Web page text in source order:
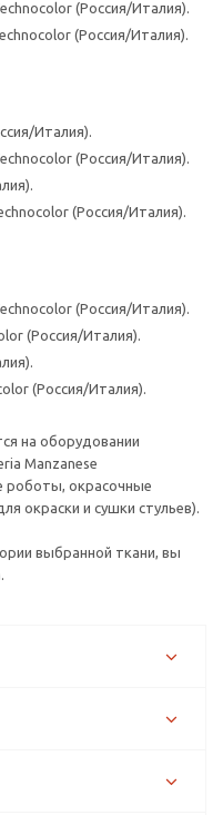
(Россия/Италия).
(Россия/Италия).
Италия).
(Россия/Италия).
(Россия/Италия).
(Россия/Италия).
(Россия/Италия).
(Россия/Италия).
на оборудовании
Manzanese
окрасочные
окраски и сушки стульев).
выбранной ткани, вы